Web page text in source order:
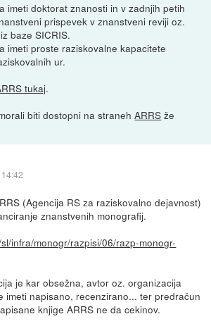
imeti doktorat znanosti in v zadnjih petih
prispevek v znanstveni reviji oz.
baze SICRIS.
imeti proste raziskovalne kapacitete
ur.
tukaj.
biti dostopni na stranehARRS že
(Agencija RS za raziskovalno dejavnost)
znanstvenih monografij.
infra/monogr/razpisi/06/razp-monogr-
je kar obsežna, avtor oz. organizacija
imeti napisano, recenzirano... ter predračun
knjige ARRS ne da cekinov.